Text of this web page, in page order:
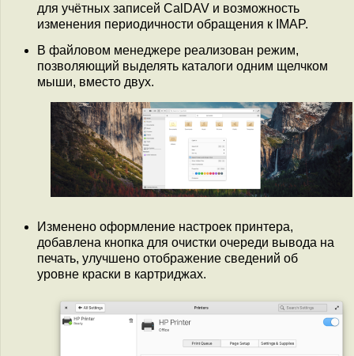
для учётных записей CalDAV и возможность
изменения периодичности обращения к IMAP.
В файловом менеджере реализован режим,
позволяющий выделять каталоги одним щелчком
мыши, вместо двух.
Изменено оформление настроек принтера,
добавлена кнопка для очистки очереди вывода на
печать, улучшено отображение сведений об
уровне краски в картриджах.